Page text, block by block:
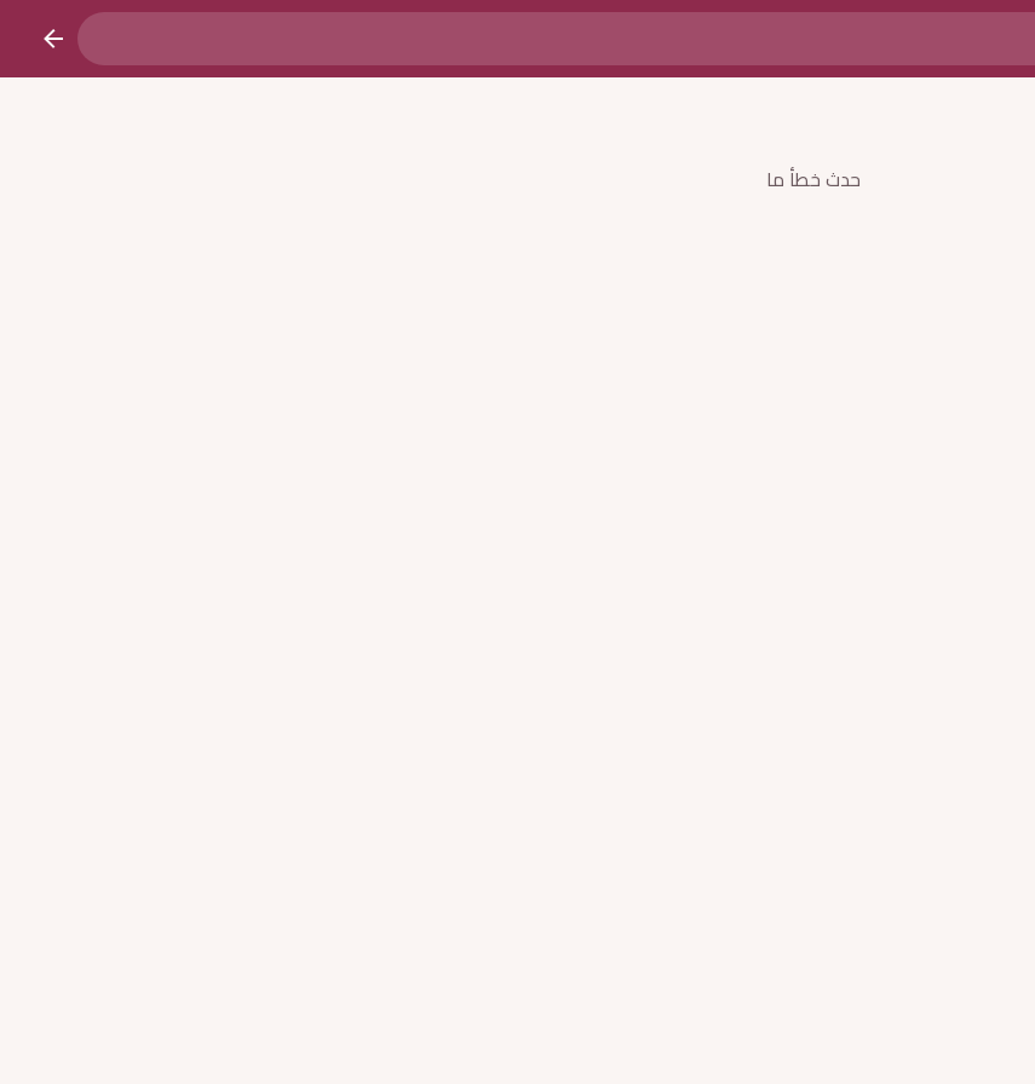
حدث خطأ ما